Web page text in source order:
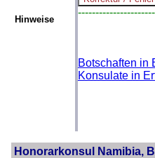
Hinweise
Botschaften in
Konsulate in
Honorarkonsul Namibia,